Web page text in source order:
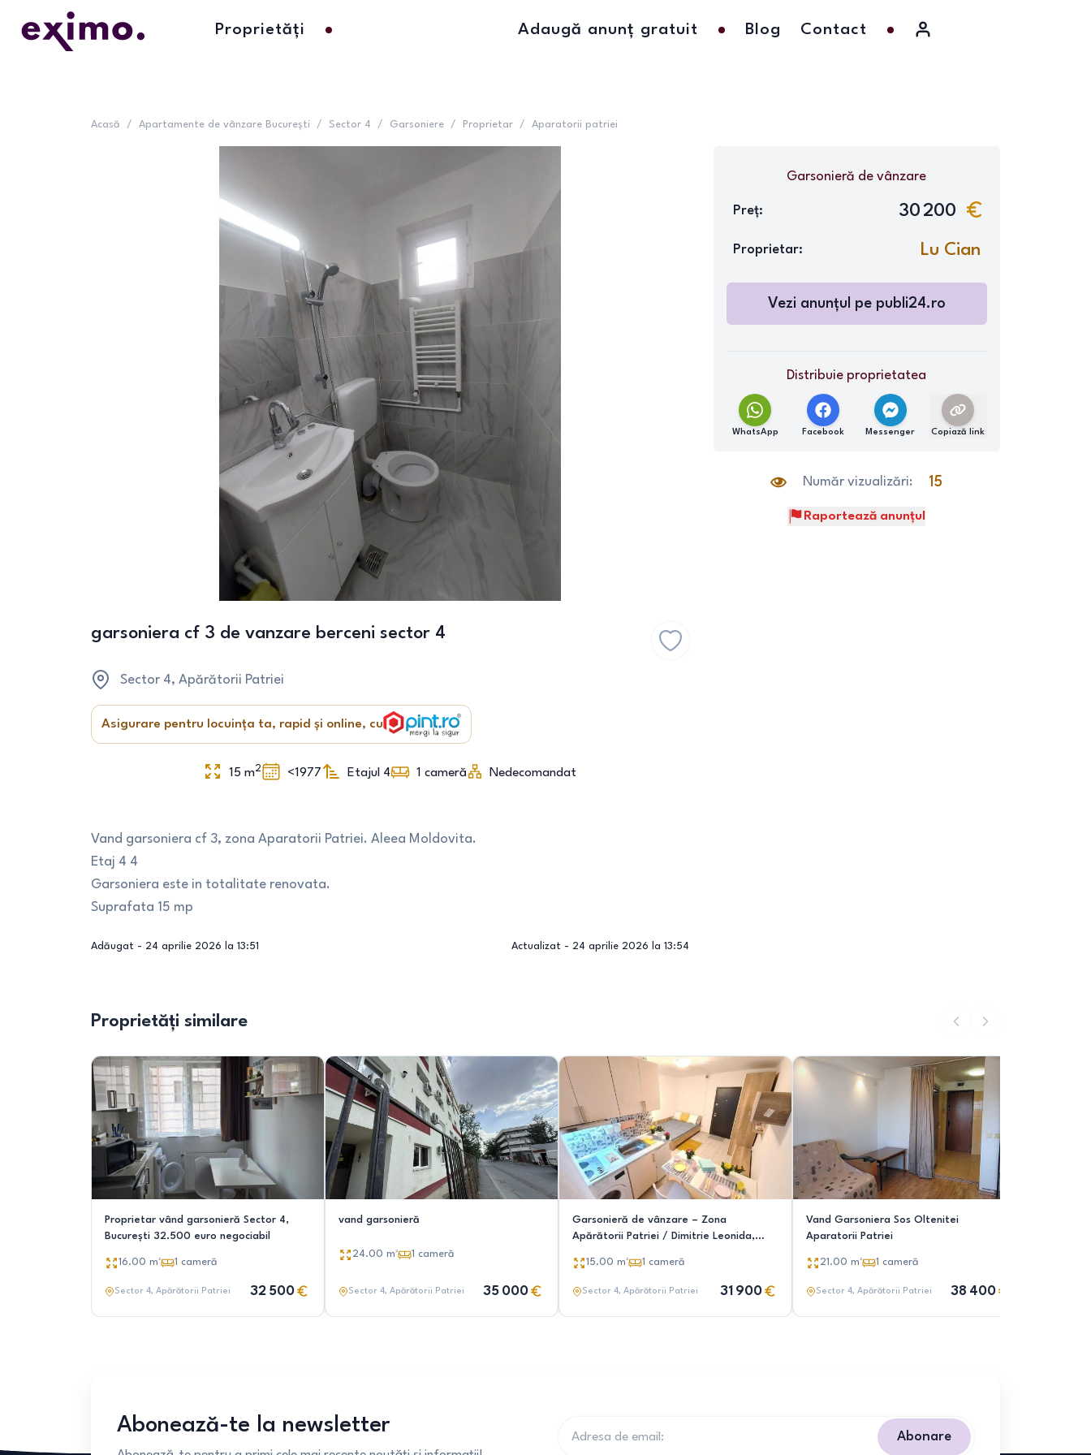
Proprietăți Adaugă anunț gratuit Blog Contact
Acasă / Apartamente de vânzare București / Sector 4 / Garsoniere / Proprietar / Aparatorii patriei
garsoniera cf 3 de vanzare berceni sector 4
Sector 4, Apărătorii Patriei
Asigurare pentru locuința ta, rapid și online, cu
15 m2 <1977 Etajul 4 1 cameră Nedecomandat
Vand garsoniera cf 3, zona Aparatorii Patriei. Aleea Moldovita.
Etaj 4 4
Garsoniera este in totalitate renovata.
Suprafata 15 mp
Adăugat - 24 aprilie 2026 la 13:51 Actualizat - 24 aprilie 2026 la 13:54
Garsonieră de vânzare
Preț: 30 200
Proprietar: Lu Cian
Vezi anunțul pe publi24.ro
Distribuie proprietatea
WhatsApp Facebook Messenger Copiază link
Număr vizualizări: 15
Raportează anunțul
Proprietăți similare
Proprietar vând garsonieră Sector 4,
București 32.500 euro negociabil
16.00 m² 1 cameră
Sector 4, Apărătorii Patriei 32 500
vand garsonieră
24.00 m² 1 cameră
Sector 4, Apărătorii Patriei 35 000
Garsonieră de vânzare – Zona
Apărătorii Patriei / Dimitrie Leonida,
15.00 m² 1 cameră
Sector 4, Apărătorii Patriei 31 900
Vand Garsoniera Sos Oltenitei
Aparatorii Patriei
21.00 m² 1 cameră
Sector 4, Apărătorii Patriei 38 400
Abonează-te la newsletter Abonare